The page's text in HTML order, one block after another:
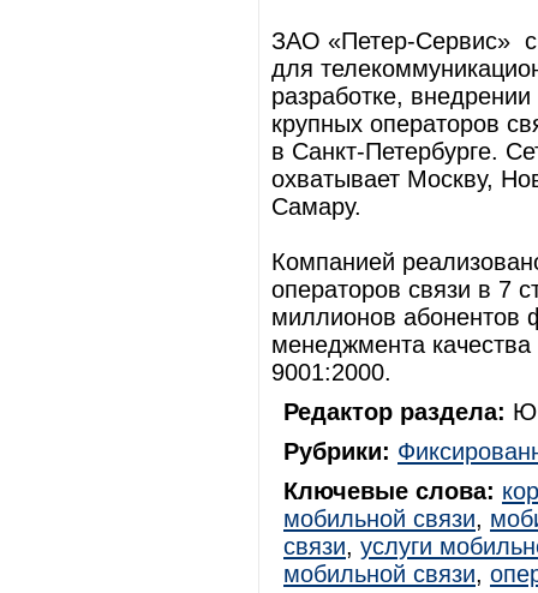
ЗАО «Петер-Сервис» с
для
разработке,
крупных операторов
в Санкт-Петербурге.
охватывает Москву,
Самару.
Компанией
операторов связи в 7
миллионов абонентов
менеджмента
9001:2000.
Редактор раздела:
Рубрики:
Ключевые слова:
мобильной связи,
связи, услуги
мобильной связи,